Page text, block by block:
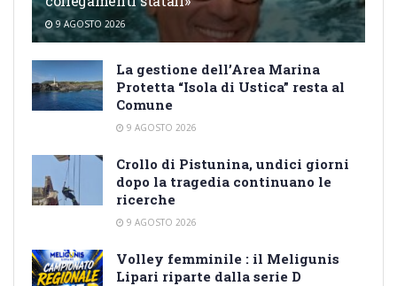
9 AGOSTO 2026
La gestione dell’Area Marina
Protetta “Isola di Ustica” resta al
Comune
9 AGOSTO 2026
Crollo di Pistunina, undici giorni
dopo la tragedia continuano le
ricerche
9 AGOSTO 2026
Volley femminile : il Meligunis
Lipari riparte dalla serie D